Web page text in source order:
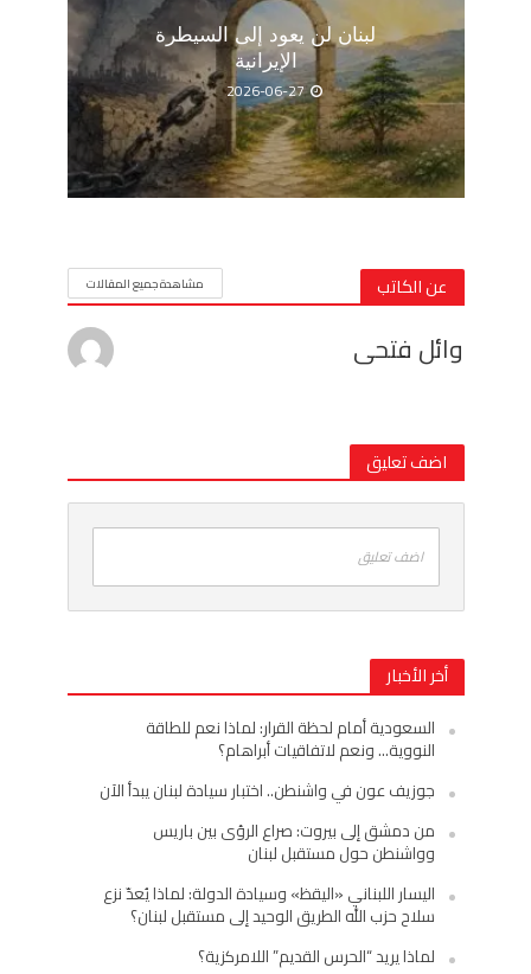
لبنان لن يعود إلى السيطرة
الإيرانية
2026-06-27
عن الكاتب مشاهدة جميع المقالات
وائل فتحى
اضف تعليق
اضف تعليق
أخر الأخبار
السعودية أمام لحظة القرار: لماذا نعم للطاقة
النووية… ونعم لاتفاقيات أبراهام؟
جوزيف عون في واشنطن.. اختبار سيادة لبنان يبدأ الآن
من دمشق إلى بيروت: صراع الرؤى بين باريس
وواشنطن حول مستقبل لبنان
اليسار اللبناني «اليقظ» وسيادة الدولة: لماذا يُعدّ نزع
سلاح حزب الله الطريق الوحيد إلى مستقبل لبنان؟
لماذا يريد “الحرس القديم” اللامركزية؟